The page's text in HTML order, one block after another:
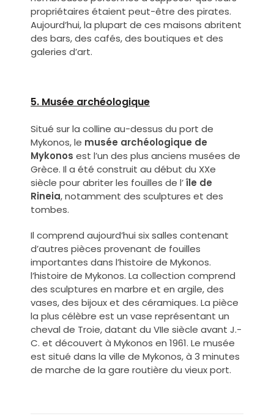
propriétaires étaient peut-être des pirates.
Aujourd’hui, la plupart de ces maisons abritent
des bars, des cafés, des boutiques et des
galeries d’art.
5. Musée archéologique
Situé sur la colline au-dessus du port de
Mykonos, le musée archéologique de
Mykonos est l’un des plus anciens musées de
Grèce. Il a été construit au début du XXe
siècle pour abriter les fouilles de l’île de
Rineia, notamment des sculptures et des
tombes.
Il comprend aujourd’hui six salles contenant
d’autres pièces provenant de fouilles
importantes dans l’histoire de Mykonos.
l’histoire de Mykonos. La collection comprend
des sculptures en marbre et en argile, des
vases, des bijoux et des céramiques. La pièce
la plus célèbre est un vase représentant un
cheval de Troie, datant du VIIe siècle avant J.-
C. et découvert à Mykonos en 1961. Le musée
est situé dans la ville de Mykonos, à 3 minutes
de marche de la gare routière du vieux port.